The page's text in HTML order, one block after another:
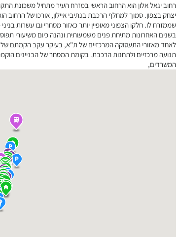
רחוב יגאל אלון הוא הרחוב הראשי במזרח העיר מתחיל משכונת
שממזרח לו. חלקו הצפוני מאופיין יותר כאזור מסחרי ובו עשרות
בשנים האחרונות מתיחת פנים משמעותית ונהנה כיום משיעורי
לאחד מאזורי התעסוקה המרכזיים של ת"א, בעיקר עקב הקמתם של
תנועה מרכזיים ולתחנות הרכבת. בקומת המסחר של הבניינים
המשרדים,